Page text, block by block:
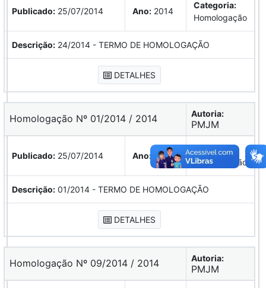
Publicado: 25/07/2014 Ano: 2014
Categoria:
Homologação
Descrição: 24/2014 - TERMO DE HOMOLOGAÇÃO
DETALHES
Homologação Nº 01/2014 / 2014 Autoria:
PMJM
Publicado: 25/07/2014 Ano: 2014
Categoria:
Homologação
Descrição: 01/2014 - TERMO DE HOMOLOGAÇÃO
DETALHES
Homologação Nº 09/2014 / 2014 Autoria:
PMJM